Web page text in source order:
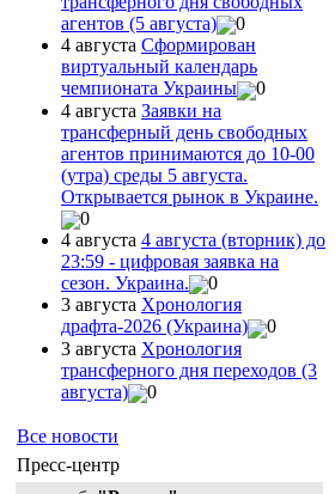
агентов (5 августа)
0
4 августа Сформирован
виртуальный календарь
чемпионата Украины
0
4 августа Заявки на
трансферный день свободных
агентов принимаются до 10-00
(утра) среды 5 августа.
Открывается рынок в Украине.
0
4 августа 4 августа (вторник) до
23:59 - цифровая заявка на
сезон. Украина.
0
3 августа Хронология
драфта-2026 (Украина)
0
3 августа Хронология
трансферного дня переходов (3
августа)
0
Все новости
Пресс-центр